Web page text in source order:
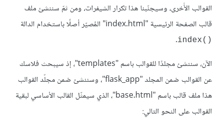
القوالب الأُخرى، وسيجنّبنا هذا تكرار الشيفرات، ومن ثمّ سننشئ ملف
قالب الصفحة الرئيسية "index.html" المُصيّر أصلًا باستخدام الدالة
()index
.
الآن، سننشئ مجلدًا للقوالب باسم "templates"، إذ سيبحث فلاسك
عن القوالب ضمن المجلد "flask_app"، وسننشئ ضمن مجلّد القوالب
هذا ملف قالب باسم "base.html"، الذي سيمثّل القالب الأساسي لبقية
القوالب على النحو التالي: